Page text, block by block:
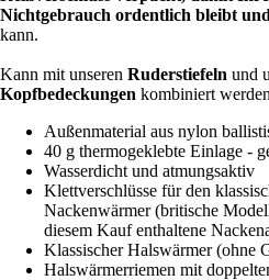
Nichtgebrauch ordentlich bleibt
kann.
Kann mit unseren Ruderstiefeln und
Kopfbedeckungen kombiniert
Außenmaterial aus nylon
40 g thermogeklebte Einlage -
Wasserdicht und atmungsaktiv
Klettverschlüsse für den
Nackenwärmer (britische
diesem Kauf enthaltene
Klassischer Halswärmer (ohne
Halswärmerriemen mit